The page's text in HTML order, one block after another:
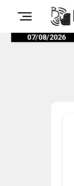
07/08/2026